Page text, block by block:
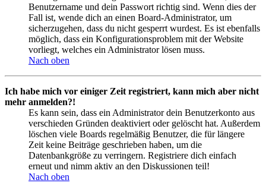
Benutzername und dein Passwort richtig sind. Wenn dies der
Fall ist, wende dich an einen Board-Administrator, um
sicherzugehen, dass du nicht gesperrt wurdest. Es ist ebenfalls
möglich, dass ein Konfigurationsproblem mit der Website
vorliegt, welches ein Administrator lösen muss.
Nach oben
Ich habe mich vor einiger Zeit registriert, kann mich aber nicht
mehr anmelden?!
Es kann sein, dass ein Administrator dein Benutzerkonto aus
verschieden Gründen deaktiviert oder gelöscht hat. Außerdem
löschen viele Boards regelmäßig Benutzer, die für längere
Zeit keine Beiträge geschrieben haben, um die
Datenbankgröße zu verringern. Registriere dich einfach
erneut und nimm aktiv an den Diskussionen teil!
Nach oben